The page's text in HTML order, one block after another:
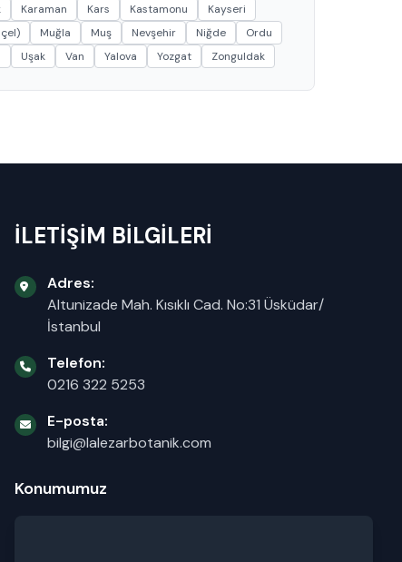
Karaman Kars Kastamonu
Kayseri
Muğla Muş Nevşehir Niğde
Ordu
Uşak Van Yalova Yozgat Zonguldak
İLETİŞİM BİLGİLERİ
Adres:
Altunizade Mah. Kısıklı Cad. No:31 Üsküdar/
İstanbul
Telefon:
0216 322 5253
E-posta:
bilgi@lalezarbotanik.com
Konumumuz